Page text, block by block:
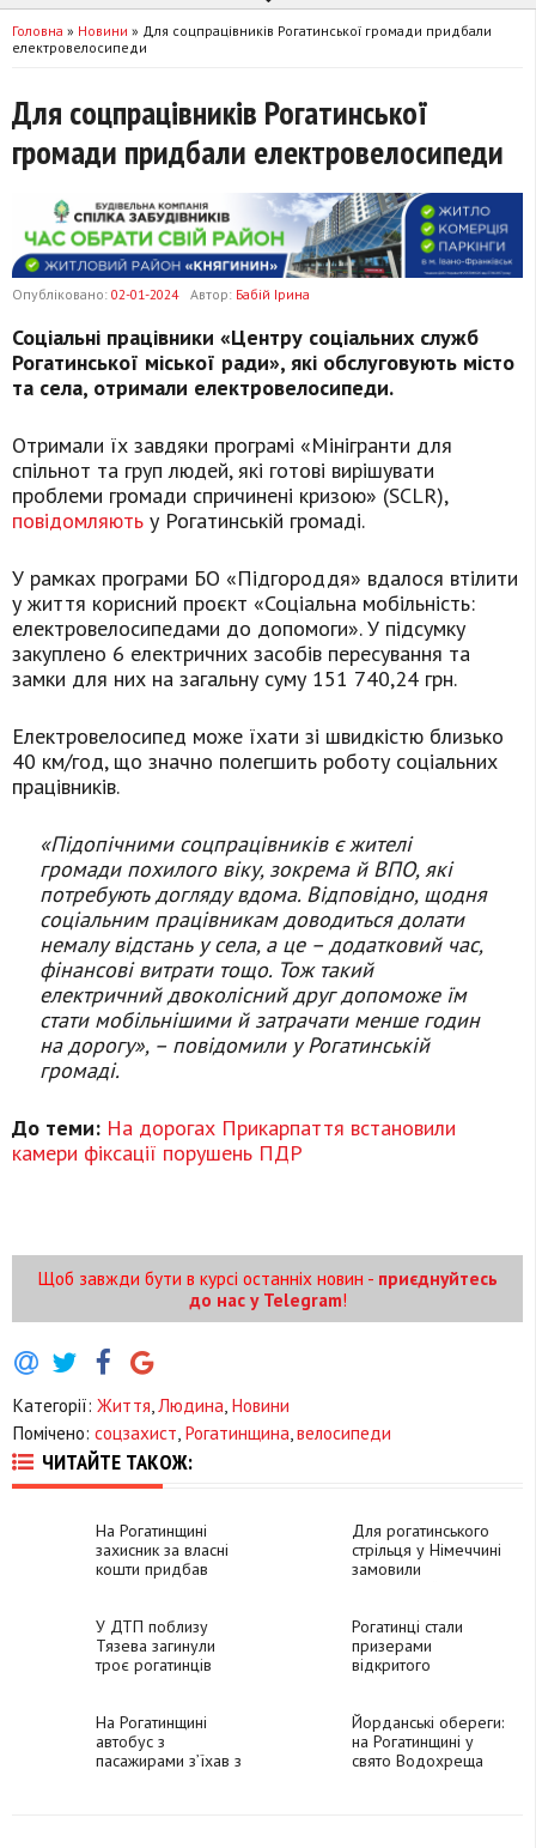
Головна » Новини » Для соцпрацівників Рогатинської громади придбали
електровелосипеди
Для соцпрацівників Рогатинської
громади придбали електровелосипеди
Опубліковано: 02-01-2024 Автор: Бабій Ірина
Соціальні працівники «Центру соціальних служб
Рогатинської міської ради», які обслуговують місто
та села, отримали електровелосипеди.
Отримали їх завдяки програмі «Мінігранти для
спільнот та груп людей, які готові вирішувати
проблеми громади спричинені кризою» (SCLR),
повідомляють у Рогатинській громаді.
У рамках програми БО «Підгороддя» вдалося втілити
у життя корисний проєкт «Соціальна мобільність:
електровелосипедами до допомоги». У підсумку
закуплено 6 електричних засобів пересування та
замки для них на загальну суму 151 740,24 грн.
Електровелосипед може їхати зі швидкістю близько
40 км/год, що значно полегшить роботу соціальних
працівників.
«Підопічними соцпрацівників є жителі
громади похилого віку, зокрема й ВПО, які
потребують догляду вдома. Відповідно, щодня
соціальним працівникам доводиться долати
немалу відстань у села, а це – додатковий час,
фінансові витрати тощо. Тож такий
електричний двоколісний друг допоможе їм
стати мобільнішими й затрачати менше годин
на дорогу», – повідомили у Рогатинській
громаді.
До теми: На дорогах Прикарпаття встановили
камери фіксації порушень ПДР
Щоб завжди бути в курсі останніх новин - приєднуйтесь
до нас у Telegram!
Категорії: Життя Людина Новини
Помічено: соцзахист Рогатинщина велосипеди
ЧИТАЙТЕ ТАКОЖ:
На Рогатинщині
захисник за власні
кошти придбав
Для рогатинського
стрільця у Німеччині
замовили
У ДТП поблизу
Тязева загинули
троє рогатинців
Рогатинці стали
призерами
відкритого
На Рогатинщині
автобус з
пасажирами зʼїхав з
Йорданські обереги:
на Рогатинщині у
свято Водохреща